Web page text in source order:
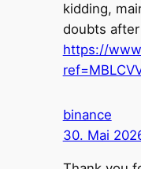
kidding,
doubts
https://
binance
30. Mai